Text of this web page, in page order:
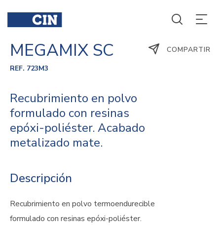
MEGAMIX SC
REF. 723M3
Recubrimiento en polvo
formulado con resinas
epóxi-poliéster. Acabado
metalizado mate.
Descripción
Recubrimiento en polvo termoendurecible
formulado con resinas epóxi-poliéster.
COMPARTIR